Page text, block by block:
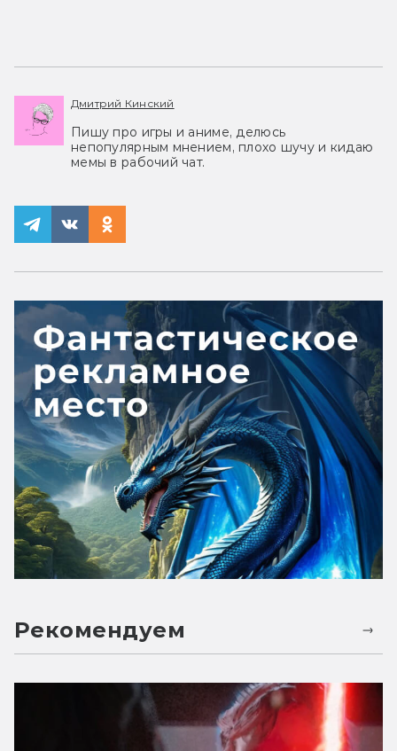
Дмитрий Кинский
Пишу про игры и аниме, делюсь
непопулярным мнением, плохо шучу и кидаю
мемы в рабочий чат.
Рекомендуем